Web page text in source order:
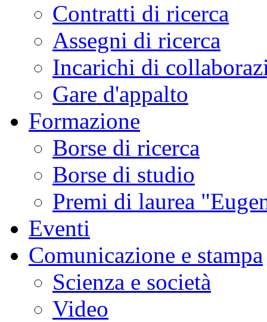
Contratti di ricerca
Assegni di ricerca
Incarichi di
Gare d'appalto
Formazione
Borse di ricerca
Borse di studio
Premi di laurea
Eventi
Comunicazione e stampa
Scienza e società
Video